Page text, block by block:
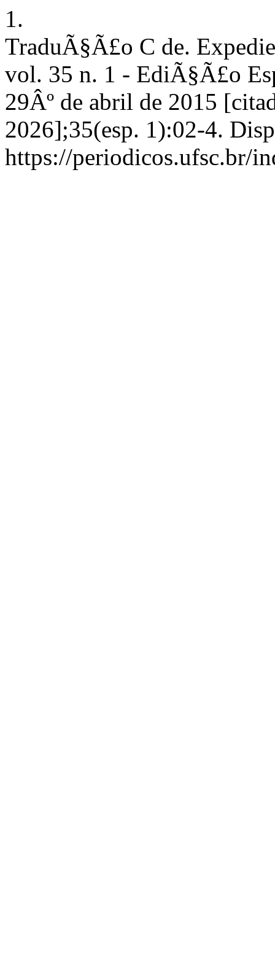
1.
TraduÃ§Ã£o C de.
vol. 35 n. 1 - EdiÃ§Ã£o
29Âº de abril de 2015
2026];35(esp. 1):02-4.
https://periodicos.ufsc.br/